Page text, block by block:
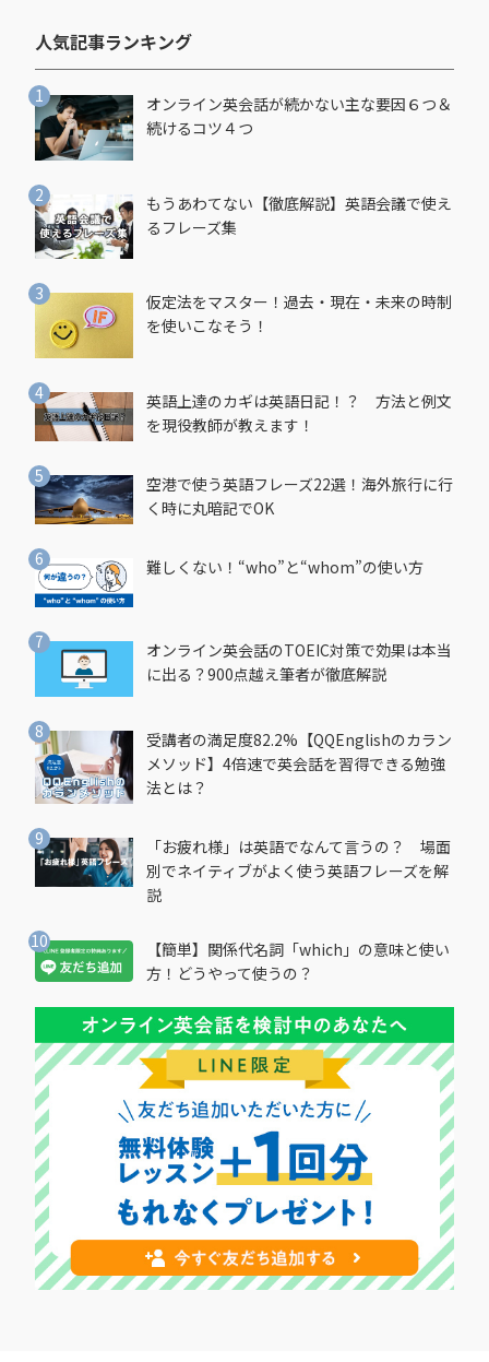
人気記事ランキング​
オンライン英会話が続かない主な要因６つ＆
続けるコツ４つ
もうあわてない【徹底解説】英語会議で使え
るフレーズ集
仮定法をマスター！過去・現在・未来の時制
を使いこなそう！
英語上達のカギは英語日記！？ 方法と例文
を現役教師が教えます！
空港で使う英語フレーズ22選！海外旅行に行
く時に丸暗記でOK
難しくない！“who”と“whom”の使い方
オンライン英会話のTOEIC対策で効果は本当
に出る？900点越え筆者が徹底解説
受講者の満足度82.2%【QQEnglishのカラン
メソッド】4倍速で英会話を習得できる勉強
法とは？
「お疲れ様」は英語でなんて言うの？ 場面
別でネイティブがよく使う英語フレーズを解
説
【簡単】関係代名詞「which」の意味と使い
方！どうやって使うの？